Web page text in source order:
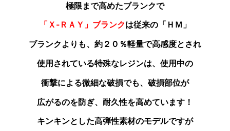
極限まで高めたブランクで
「Ｘ‐ＲＡＹ」ブランクは従来の「ＨＭ」
ブランクよりも、約２０％軽量で高感度とされ
使用されている特殊なレジンは、使用中の
衝撃による微細な破損でも、破損部位が
広がるのを防ぎ、耐久性を高めています！
キンキンとした高弾性素材のモデルですが